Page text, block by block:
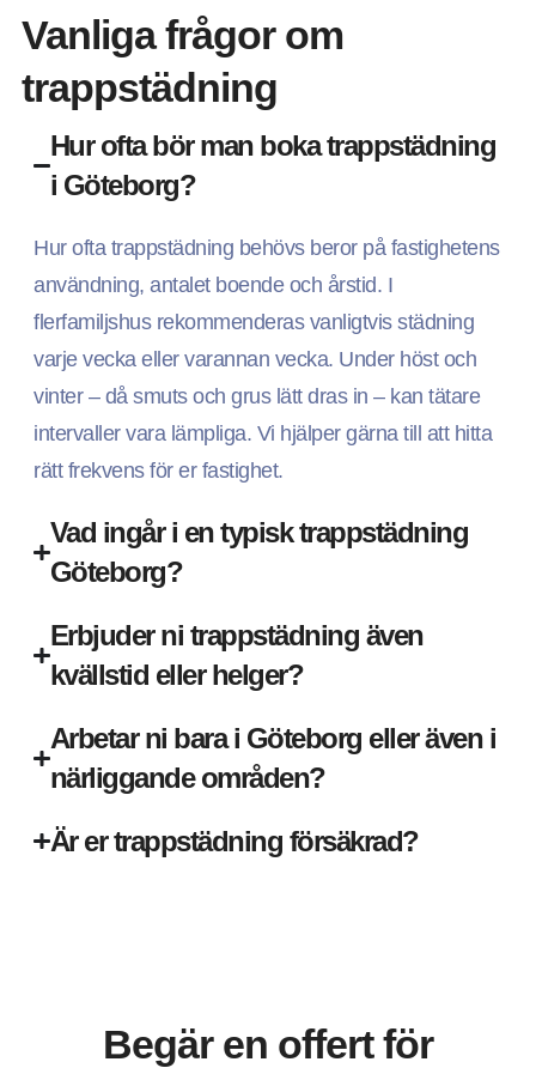
Vanliga frågor om
trappstädning
Hur ofta bör man boka trappstädning
i Göteborg?
Hur ofta trappstädning behövs beror på fastighetens
användning, antalet boende och årstid. I
flerfamiljshus rekommenderas vanligtvis städning
varje vecka eller varannan vecka. Under höst och
vinter – då smuts och grus lätt dras in – kan tätare
intervaller vara lämpliga. Vi hjälper gärna till att hitta
rätt frekvens för er fastighet.
Vad ingår i en typisk trappstädning
Göteborg?
Erbjuder ni trappstädning även
kvällstid eller helger?
Arbetar ni bara i Göteborg eller även i
närliggande områden?
Är er trappstädning försäkrad?
Begär en offert för